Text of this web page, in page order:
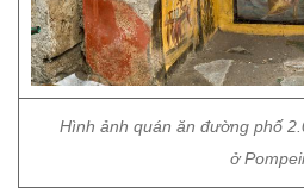
Hình ảnh quán ăn đường phố
ở Pompeii